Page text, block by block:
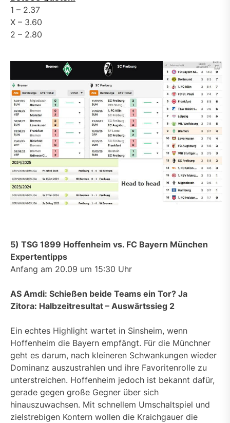
1 – 2.37
X – 3.60
2 – 2.80
5) TSG 1899 Hoffenheim vs. FC Bayern München
Expertentipps
Anfang am 20.09 um 15:30 Uhr
AS Amdi: Schießen beide Teams ein Tor? Ja
Zitora: Halbzeitresultat – Auswärtssieg 2
Ein echtes Highlight wartet in Sinsheim, wenn
Hoffenheim die Bayern empfängt. Für die Münchner
geht es darum, nach kleineren Schwankungen wieder
Dominanz auszustrahlen und ihre Favoritenrolle zu
unterstreichen. Hoffenheim jedoch ist bekannt dafür,
gerade gegen große Gegner über sich
hinauszuwachsen. Mit schnellem Umschaltspiel und
zielstrebigen Kontern wollen die Kraichgauer die